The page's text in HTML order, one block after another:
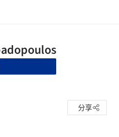
分享